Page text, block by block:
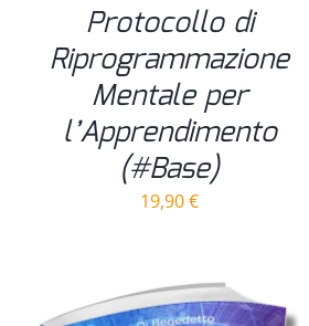
Protocollo di
Riprogrammazione
Mentale per
l’Apprendimento
(#Base)
19,90€